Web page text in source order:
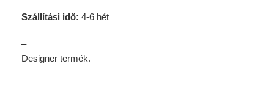
Szállítási idő: 4-6 hét
–
Designer termék.